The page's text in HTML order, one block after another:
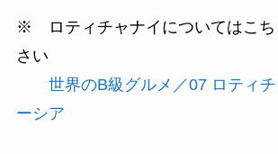
※ ロティチャナイについてはこち
さい
世界のB級グルメ／07 ロティ
ーシア